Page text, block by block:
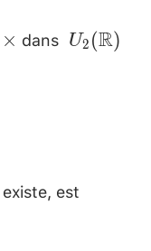
~\times
× dans U2 (R)
est